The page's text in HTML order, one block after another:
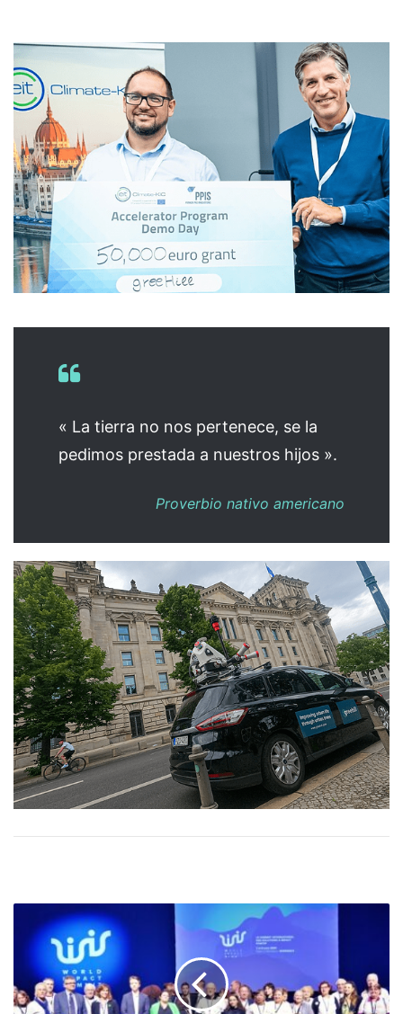
« La tierra no nos pertenece, se la
pedimos prestada a nuestros hijos ».
Proverbio nativo americano
IMPACT
SUMMIT
2024